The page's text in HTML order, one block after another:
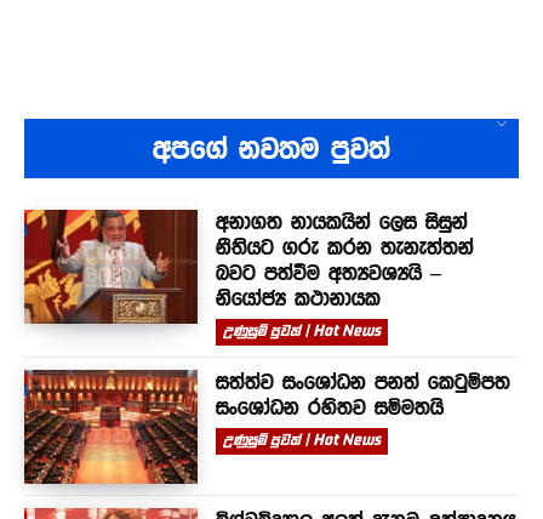
අපගේ නවතම පුවත්
අනාගත නායකයින් ලෙස සිසුන්
නීතියට ගරු කරන තැනැත්තන්
බවට පත්වීම අත්‍යවශ්‍යයි –
නියෝජ්‍ය කථානායක
උණුසුම් පුවත් | Hot News
සත්ත්ව සංශෝධන පනත් කෙටුම්පත
සංශෝධන රහිතව සම්මතයි
උණුසුම් පුවත් | Hot News